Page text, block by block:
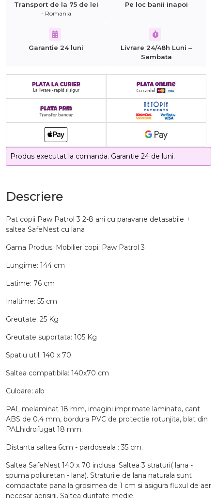
Transport de la 75 de lei
- Romania
Pe loc banii inapoi
Garantie 24 luni
Livrare 24/48h Luni –
Sambata
Produs executat la comanda. Garantie 24 de luni.
Descriere
Pat copii Paw Patrol 3 2-8 ani cu paravane detasabile +
saltea SafeNest cu lana
Gama Produs: Mobilier copii Paw Patrol 3
Lungime: 144 cm
Latime: 76 cm
Inaltime: 55 cm
Greutate: 25 Kg
Greutate suportata: 105 Kg
Spatiu util: 140 x 70
Saltea compatibila: 140x70 cm
Culoare: alb
PAL melaminat 18 mm, imagini imprimate laminate, cant
ABS de 0.4 mm, bordura PVC de protectie rotunjita, blat din
PALhidrofugat 18 mm.
Distanta saltea 6cm - pardoseala : 35 cm.
Saltea SafeNest 140 x 70 inclusa. Saltea 3 straturi( lana -
spuma poliuretan - lana). Straturile de lana naturala sunt
compactate pana la grosimea de 1 cm si asigura fluxul de aer
necesar aerisirii. Saltea duritate medie.